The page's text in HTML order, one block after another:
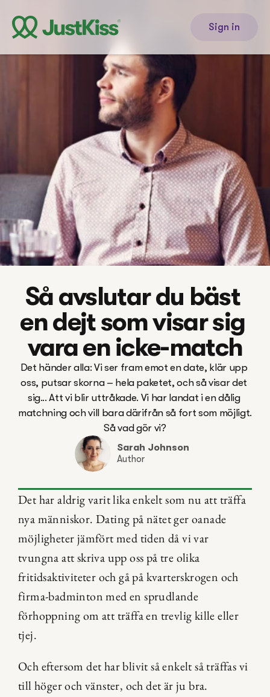
Sign in
Så avslutar du bäst
en dejt som visar sig
vara en icke-match
Det händer alla: Vi ser fram emot en date, klär upp
oss, putsar skorna – hela paketet, och så visar det
sig... Att vi blir uttråkade. Vi har landat i en dålig
matchning och vill bara därifrån så fort som möjligt.
Så vad gör vi?
Sarah Johnson
Author
Det har aldrig varit lika enkelt som nu att träffa
nya människor. Dating på nätet ger oanade
möjligheter jämfört med tiden då vi var
tvungna att skriva upp oss på tre olika
fritidsaktiviteter och gå på kvarterskrogen och
firma-badminton med en sprudlande
förhoppning om att träffa en trevlig kille eller
tjej.
Och eftersom det har blivit så enkelt så träffas vi
till höger och vänster, och det är ju bra.